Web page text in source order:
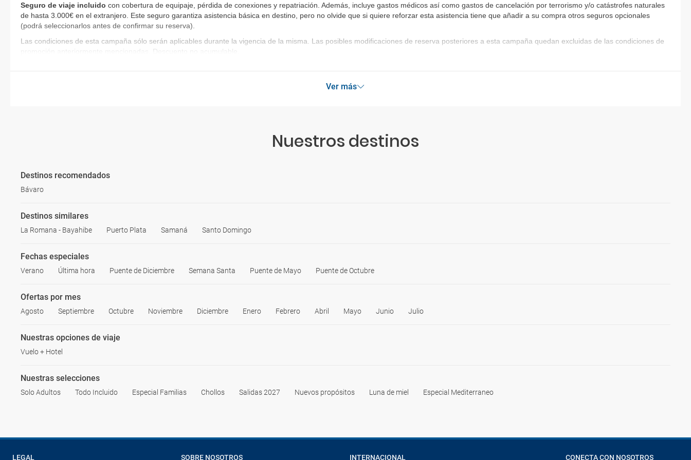
<span style="color:#0000FF;">centralromana.com.do </span></li>
Región Sur
José Francisco Peña Gómez 71, Barahona<br />
Seguro de viaje incluido con cobertura de equipaje, pérdida de conexiones y repatriación. Además, incluye gastos médicos así como gastos de cancelación por terrorismo y/o catástrofes naturales
de hasta 3.000€ en el extranjero. Este seguro garantiza asistencia básica en destino, pero no olvide que si quiere reforzar esta asistencia tiene que añadir a su compra otros seguros opcionales
(podrá seleccionarlos antes de confirmar su reserva).
Las condiciones de esta campaña sólo serán aplicables durante la vigencia de la misma. Las posibles modificaciones de reserva posteriores a esta campaña quedan excluidas de las condiciones de
promoción anteriormente mencionadas. Descuento no acumulable.
Ver más
Nuestros destinos
Destinos recomendados
Bávaro
Destinos similares
La Romana - Bayahibe Puerto Plata Samaná Santo Domingo
Fechas especiales
Verano Última hora Puente de Diciembre Semana Santa Puente de Mayo Puente de Octubre
Ofertas por mes
Agosto Septiembre Octubre Noviembre Diciembre Enero Febrero Abril Mayo Junio Julio
Nuestras opciones de viaje
Vuelo + Hotel
Nuestras selecciones
Solo Adultos Todo Incluido Especial Familias Chollos Salidas 2027 Nuevos propósitos Luna de miel Especial Mediterraneo
LEGAL SOBRE NOSOTROS INTERNACIONAL CONECTA CON NOSOTROS